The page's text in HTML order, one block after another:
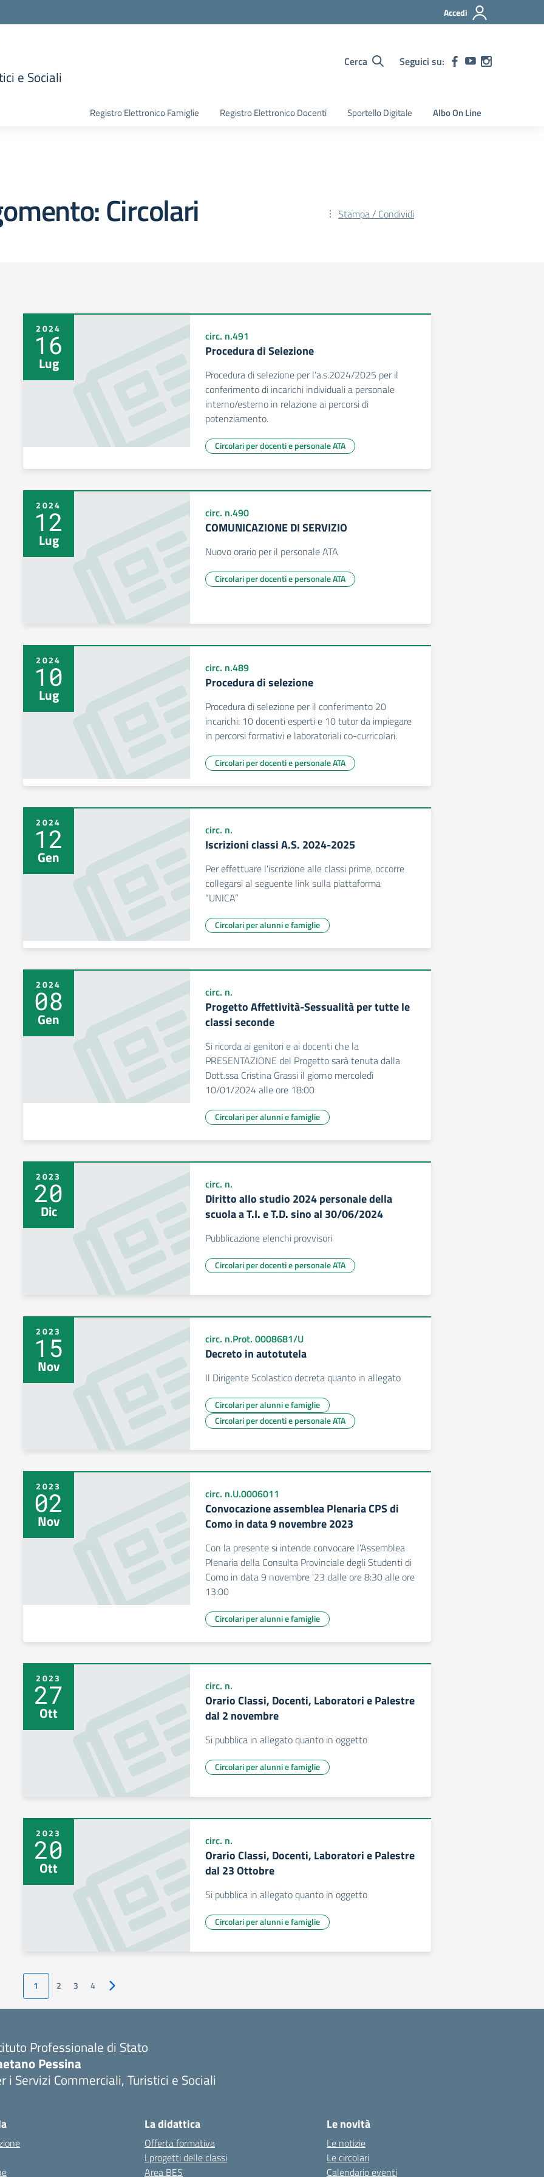
Accedi
e Sociali
Cerca Seguici su:
Registro Elettronico Famiglie Registro Elettronico Docenti Sportello Digitale Albo On Line
Circolari Stampa / Condividi
2024
16
Lug
circ. n.491
Procedura di Selezione
Procedura di selezione per l’a.s.2024/2025 per il
conferimento di incarichi individuali a personale
interno/esterno in relazione ai percorsi di
potenziamento.
Circolari per docenti e personale ATA
2024
12
Lug
circ. n.490
COMUNICAZIONE DI SERVIZIO
Nuovo orario per il personale ATA
Circolari per docenti e personale ATA
2024
10
Lug
circ. n.489
Procedura di selezione
Procedura di selezione per il conferimento 20
incarichi: 10 docenti esperti e 10 tutor da impiegare
in percorsi formativi e laboratoriali co-curricolari.
Circolari per docenti e personale ATA
2024
12
Gen
circ. n.
Iscrizioni classi A.S. 2024-2025
Per effettuare l'iscrizione alle classi prime, occorre
collegarsi al seguente link sulla piattaforma
“UNICA”
Circolari per alunni e famiglie
2024
08
Gen
circ. n.
Progetto Affettività-Sessualità per tutte le
classi seconde
Si ricorda ai genitori e ai docenti che la
PRESENTAZIONE del Progetto sarà tenuta dalla
Dott.ssa Cristina Grassi il giorno mercoledì
10/01/2024 alle ore 18:00
Circolari per alunni e famiglie
2023
20
Dic
circ. n.
Diritto allo studio 2024 personale della
scuola a T.I. e T.D. sino al 30/06/2024
Pubblicazione elenchi provvisori
Circolari per docenti e personale ATA
2023
15
Nov
circ. n.Prot. 0008681/U
Decreto in autotutela
Il Dirigente Scolastico decreta quanto in allegato
Circolari per alunni e famiglie
Circolari per docenti e personale ATA
2023
02
Nov
circ. n.U.0006011
Convocazione assemblea Plenaria CPS di
Como in data 9 novembre 2023
Con la presente si intende convocare l’Assemblea
Plenaria della Consulta Provinciale degli Studenti di
Como in data 9 novembre '23 dalle ore 8:30 alle ore
13:00
Circolari per alunni e famiglie
2023
27
Ott
circ. n.
Orario Classi, Docenti, Laboratori e Palestre
dal 2 novembre
Si pubblica in allegato quanto in oggetto
Circolari per alunni e famiglie
2023
20
Ott
circ. n.
Orario Classi, Docenti, Laboratori e Palestre
dal 23 Ottobre
Si pubblica in allegato quanto in oggetto
Circolari per alunni e famiglie
1 2 3 4 Pagina successiva
Professionale di Stato
Pessina
i Servizi Commerciali, Turistici e Sociali
La didattica
Offerta formativa
I progetti delle classi
Area BES
Le novità
Le notizie
Le circolari
Calendario eventi